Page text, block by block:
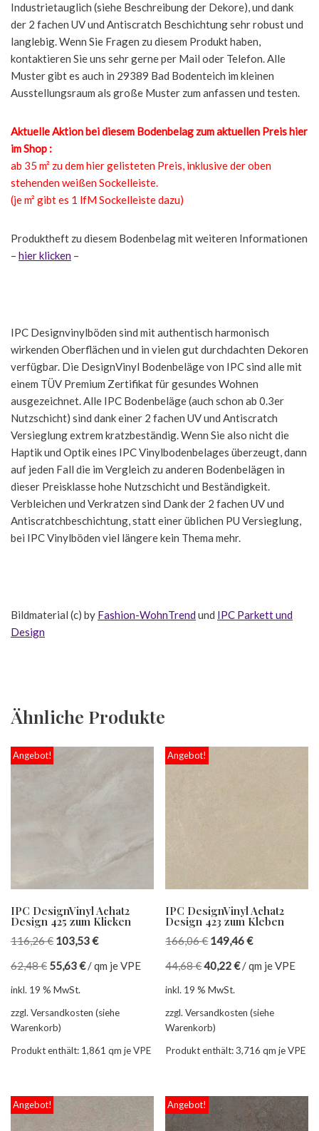
Industrietauglich (siehe Beschreibung der Dekore), und dank
der 2 fachen UV und Antiscratch Beschichtung sehr robust und
langlebig. Wenn Sie Fragen zu diesem Produkt haben,
kontaktieren Sie uns sehr gerne per Mail oder Telefon. Alle
Muster gibt es auch in 29389 Bad Bodenteich im kleinen
Ausstellungsraum als große Muster zum anfassen und testen.
Aktuelle Aktion bei diesem Bodenbelag zum aktuellen Preis hier
im Shop :
ab 35 m² zu dem hier gelisteten Preis, inklusive der oben
stehenden weißen Sockelleiste.
(je m² gibt es 1 lfM Sockelleiste dazu)
Produktheft zu diesem Bodenbelag mit weiteren Informationen
– hier klicken –
IPC Designvinylböden sind mit authentisch harmonisch
wirkenden Oberflächen und in vielen gut durchdachten Dekoren
verfügbar. Die DesignVinyl Bodenbeläge von IPC sind alle mit
einem TÜV Premium Zertifikat für gesundes Wohnen
ausgezeichnet. Alle IPC Bodenbeläge (auch schon ab 0.3er
Nutzschicht) sind dank einer 2 fachen UV und Antiscratch
Versieglung extrem kratzbeständig. Wenn Sie also nicht die
Haptik und Optik eines IPC Vinylbodenbelages überzeugt, dann
auf jeden Fall die im Vergleich zu anderen Bodenbelägen in
dieser Preisklasse hohe Nutzschicht und Beständigkeit.
Verbleichen und Verkratzen sind Dank der 2 fachen UV und
Antiscratchbeschichtung, statt einer üblichen PU Versieglung,
bei IPC Vinylböden viel längere kein Thema mehr.
Bildmaterial (c) by Fashion-WohnTrend und IPC Parkett und
Design
Ähnliche Produkte
Angebot!
IPC DesignVinyl Achat2
Design 425 zum Klicken
116,26€ 103,53€
62,48€ 55,63€/qm je VPE
inkl. 19 % MwSt.
zzgl. Versandkosten (siehe
Warenkorb)
Produkt enthält: 1,861 qm je VPE
Angebot!
IPC DesignVinyl Achat2
Design 423 zum Kleben
166,06€ 149,46€
44,68€40,22€/qm je VPE
inkl. 19 % MwSt.
zzgl. Versandkosten (siehe
Warenkorb)
Produkt enthält: 3,716qm je VPE
Angebot! Angebot!